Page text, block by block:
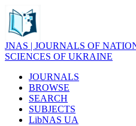
JNAS | JOURNALS OF
SCIENCES OF UKRAINE
JOURNALS
BROWSE
SEARCH
SUBJECTS
LibNAS UA